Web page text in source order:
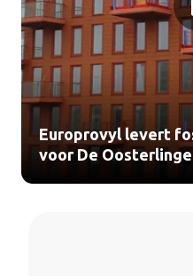
Europrovyl levert
voor De